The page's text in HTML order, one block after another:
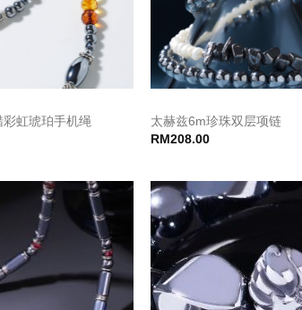
虹琥珀手机绳
太赫兹6m珍珠双层项链
RM208.00